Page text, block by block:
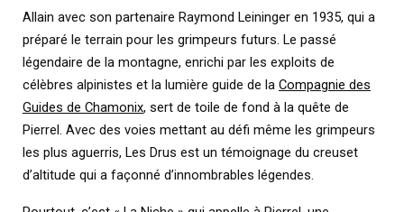
Allain avec son partenaire Raymond Leininger en 1935, qui a
préparé le terrain pour les grimpeurs futurs. Le passé
légendaire de la montagne, enrichi par les exploits de
célèbres alpinistes et la lumière guide de la Compagnie des
Guides de Chamonix, sert de toile de fond à la quête de
Pierrel. Avec des voies mettant au défi même les grimpeurs
les plus aguerris, Les Drus est un témoignage du creuset
d’altitude qui a façonné d’innombrables légendes.